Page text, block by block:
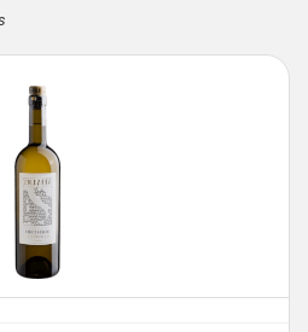
por
mais
recente